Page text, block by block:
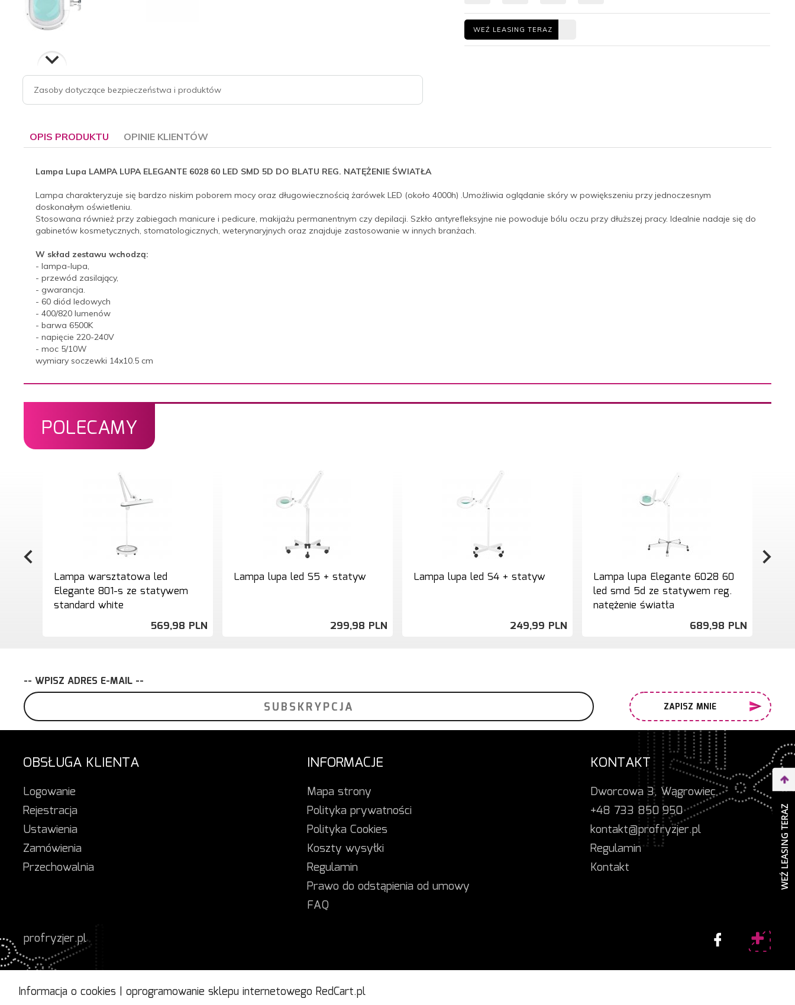
Zasoby dotyczące bezpieczeństwa i produktów
WEŹ LEASING TERAZ
OPIS PRODUKTU OPINIE KLIENTÓW
Lampa Lupa LAMPA LUPA ELEGANTE 6028 60 LED SMD 5D DO BLATU REG. NATĘŻENIE ŚWIATŁA
Lampa charakteryzuje się bardzo niskim poborem mocy oraz długowiecznością żarówek LED (około 4000h) .Umożliwia oglądanie skóry w powiększeniu przy jednoczesnym
doskonałym oświetleniu.
Stosowana również przy zabiegach manicure i pedicure, makijażu permanentnym czy depilacji. Szkło antyrefleksyjne nie powoduje bólu oczu przy dłuższej pracy. Idealnie nadaje się do
gabinetów kosmetycznych, stomatologicznych, weterynaryjnych oraz znajduje zastosowanie w innych branżach.
W skład zestawu wchodzą:
- lampa-lupa,
- przewód zasilający,
- gwarancja.
- 60 diód ledowych
- 400/820 lumenów
- barwa 6500K
- napięcie 220-240V
- moc 5/10W
wymiary soczewki 14x10.5 cm
POLECAMY
Lampa warsztatowa led
Elegante 801-s ze statywem
standard white
569,98 PLN
Lampa lupa led S5 + statyw
299,98 PLN
Lampa lupa led S4 + statyw
249,99 PLN
Lampa lupa Elegante 6028 60
led smd 5d ze statywem reg.
natężenie światła
689,98 PLN
-- WPISZ ADRES E-MAIL --
ZAPISZ MNIE
OBSŁUGA KLIENTA
Logowanie
Rejestracja
Ustawienia
Zamówienia
Przechowalnia
INFORMACJE
Mapa strony
Polityka prywatności
Polityka Cookies
Koszty wysyłki
Regulamin
Prawo do odstąpienia od umowy
FAQ
KONTAKT
Dworcowa 3, Wągrowiec
+48 733 850 950
kontakt@profryzjer.pl
Regulamin
Kontakt
profryzjer.pl
Informacja o cookies | oprogramowanie sklepu internetowego RedCart.pl
WEŹ LEASING TERAZ